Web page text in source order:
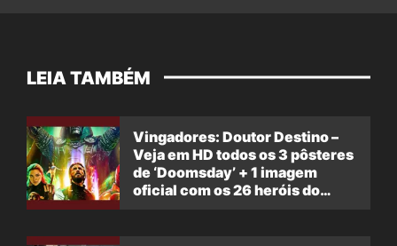
LEIA TAMBÉM
Vingadores: Doutor Destino –
Veja em HD todos os 3 pôsteres
de ‘Doomsday’ + 1 imagem
oficial com os 26 heróis do